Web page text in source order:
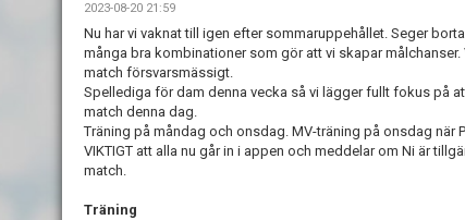
2023-08-20 21:59
Nu har vi vaknat till igen efter sommaruppehållet. Seger
många bra kombinationer som gör att vi skapar
match försvarsmässigt.
Spellediga för dam denna vecka så vi lägger fullt fokus på
match denna dag.
Träning på måndag och onsdag. MV-träning på onsdag när
VIKTIGT att alla nu går in i appen och meddelar om Ni är
match.
Träning